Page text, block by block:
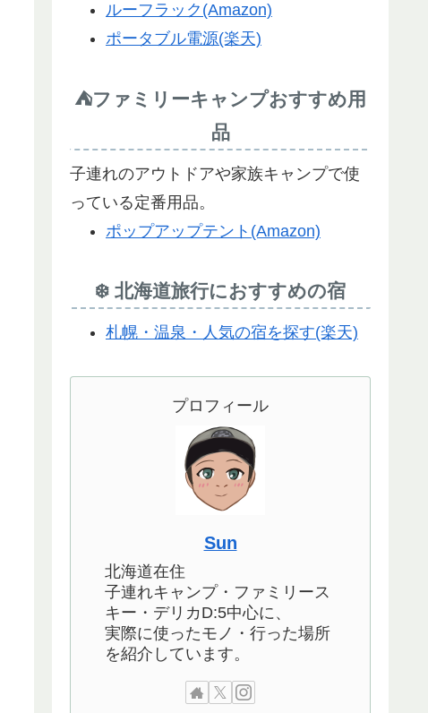
ルーフラック(Amazon)
ポータブル電源(楽天)
⛺ファミリーキャンプおすすめ用
品
子連れのアウトドアや家族キャンプで使
っている定番用品。
ポップアップテント(Amazon)
❄️ 北海道旅行におすすめの宿
札幌・温泉・人気の宿を探す(楽天)
プロフィール
Sun
北海道在住
子連れキャンプ・ファミリース
キー・デリカD:5中心に、
実際に使ったモノ・行った場所
を紹介しています。